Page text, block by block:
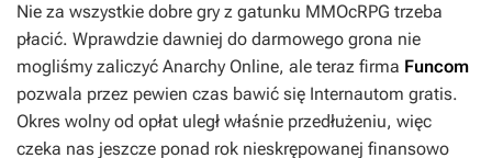
Nie za wszystkie dobre gry z gatunku MMOcRPG trzeba
płacić. Wprawdzie dawniej do darmowego grona nie
mogliśmy zaliczyć Anarchy Online, ale teraz firma Funcom
pozwala przez pewien czas bawić się Internautom gratis.
Okres wolny od opłat uległ właśnie przedłużeniu, więc
czeka nas jeszcze ponad rok nieskrępowanej finansowo